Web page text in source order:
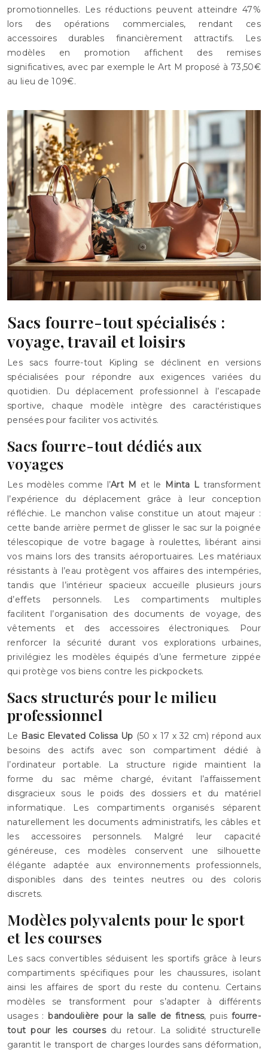
promotionnelles. Les réductions peuvent atteindre 47%
lors des opérations commerciales, rendant ces
accessoires durables financièrement attractifs. Les
modèles en promotion affichent des remises
significatives, avec par exemple le Art M proposé à 73,50€
au lieu de 109€.
Sacs fourre-tout spécialisés :
voyage, travail et loisirs
Les sacs fourre-tout Kipling se déclinent en versions
spécialisées pour répondre aux exigences variées du
quotidien. Du déplacement professionnel à l’escapade
sportive, chaque modèle intègre des caractéristiques
pensées pour faciliter vos activités.
Sacs fourre-tout dédiés aux
voyages
Les modèles comme l’Art M et le Minta L transforment
l’expérience du déplacement grâce à leur conception
réfléchie. Le manchon valise constitue un atout majeur :
cette bande arrière permet de glisser le sac sur la poignée
télescopique de votre bagage à roulettes, libérant ainsi
vos mains lors des transits aéroportuaires. Les matériaux
résistants à l’eau protègent vos affaires des intempéries,
tandis que l’intérieur spacieux accueille plusieurs jours
d’effets personnels. Les compartiments multiples
facilitent l’organisation des documents de voyage, des
vêtements et des accessoires électroniques. Pour
renforcer la sécurité durant vos explorations urbaines,
privilégiez les modèles équipés d’une fermeture zippée
qui protège vos biens contre les pickpockets.
Sacs structurés pour le milieu
professionnel
Le Basic Elevated Colissa Up (50 x 17 x 32 cm) répond aux
besoins des actifs avec son compartiment dédié à
l’ordinateur portable. La structure rigide maintient la
forme du sac même chargé, évitant l’affaissement
disgracieux sous le poids des dossiers et du matériel
informatique. Les compartiments organisés séparent
naturellement les documents administratifs, les câbles et
les accessoires personnels. Malgré leur capacité
généreuse, ces modèles conservent une silhouette
élégante adaptée aux environnements professionnels,
disponibles dans des teintes neutres ou des coloris
discrets.
Modèles polyvalents pour le sport
et les courses
Les sacs convertibles séduisent les sportifs grâce à leurs
compartiments spécifiques pour les chaussures, isolant
ainsi les affaires de sport du reste du contenu. Certains
modèles se transforment pour s’adapter à différents
usages : bandoulière pour la salle de fitness, puis fourre-
tout pour les coursesdu retour. La solidité structurelle
garantit le transport de charges lourdes sans déformation,